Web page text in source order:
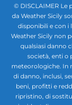
© DISCLAIMER
da Weather Sicily
disponibili e con i
Weather Sicily non
qualsiasi danno
società, enti o
meteorologiche. In
di danno, inclusi,
beni, profitti e
ripristino, di